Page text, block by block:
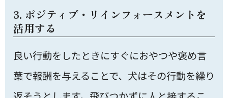
3. ポジティブ・リインフォースメントを
活用する
良い行動をしたときにすぐにおやつや褒め言
葉で報酬を与えることで、犬はその行動を繰り